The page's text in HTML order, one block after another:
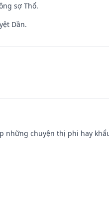
sợ Thổ.
Dần.
những chuyện thị phi hay